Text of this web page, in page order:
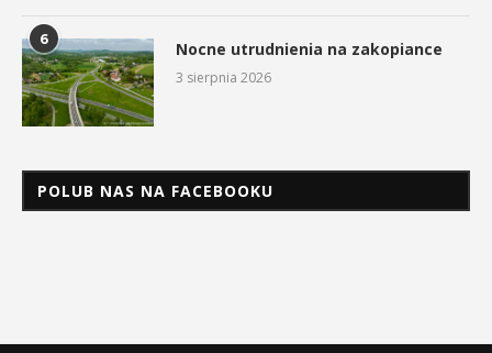
6 Nocne utrudnienia na zakopiance
3 sierpnia 2026
POLUB NAS NA FACEBOOKU